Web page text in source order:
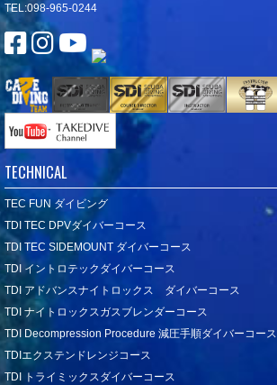
TEL:098-965-0244
TECHNICAL
TEC FUN ダイビング
TDI TEC DPVダイバーコース
TDI TEC SIDEMOUNT ダイバーコース
TDI イントロテックダイバーコース
TDI アドバンスナイトロックス ダイバーコース
TDI ナイトロックスガスブレンダーコース
TDI Decompression Procedure 減圧手順ダイバーコース
TDIエクステンドレンジコース
TDI トライミックスダイバーコース